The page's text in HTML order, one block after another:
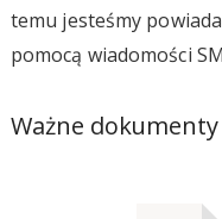
temu jesteśmy
pomocą wiadomości
Ważne dokumenty